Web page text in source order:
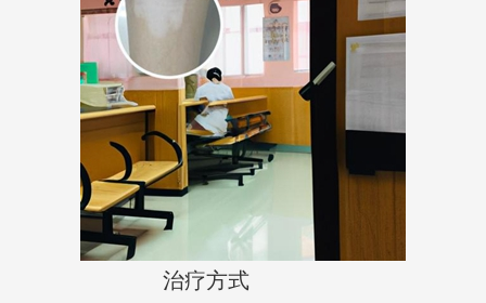
治疗方式